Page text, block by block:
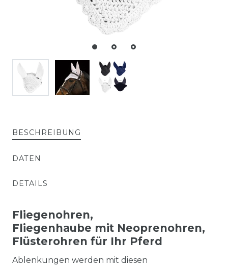
BESCHREIBUNG
DATEN
DETAILS
Fliegenohren,
Fliegenhaube mit Neoprenohren,
Flüsterohren für Ihr Pferd
Ablenkungen werden mit diesen